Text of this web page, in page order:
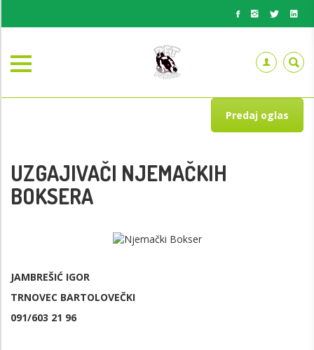
Predaj oglas
UZGAJIVAČI NJEMAČKIH
BOKSERA
JAMBREŠIĆ IGOR
TRNOVEC BARTOLOVEČKI
091/603 21 96